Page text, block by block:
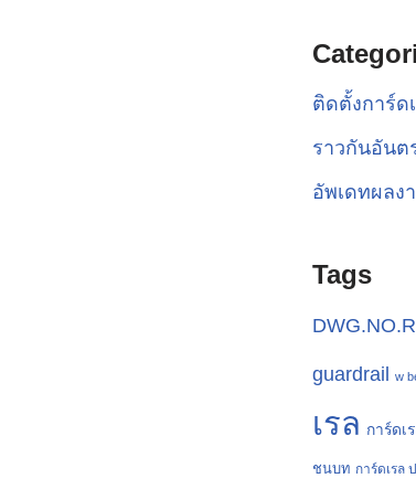
ติดตั้งการ์ด
ราวกันอันต
อัพเดทผลง
Tags
guardrail w
เรล การ์ดเ
ชนบท การ์ดเรล